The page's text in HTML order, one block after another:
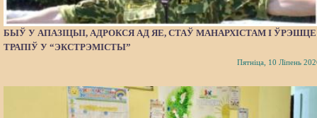
БЫЎ У АПАЗІЦЫІ, АДРОКСЯ АД ЯЕ, СТАЎ МАНАРХІСТАМ І ЎРЭШЦЕ
ТРАПІЎ У “ЭКСТРЭМІСТЫ”
Пятніца, 10 Ліпень